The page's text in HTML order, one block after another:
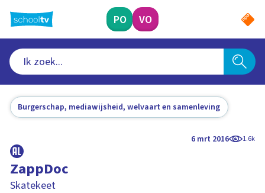
naar
hoofdinhoud
PO VO
Burgerschap, mediawijsheid, welvaart en samenleving
6 mrt 2016 1.6k
ZappDoc
Skatekeet